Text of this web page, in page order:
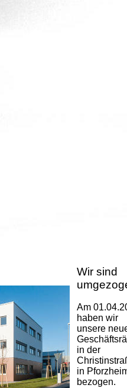
Wir sind
Am
haben wir
unsere
in der
in
bezogen.